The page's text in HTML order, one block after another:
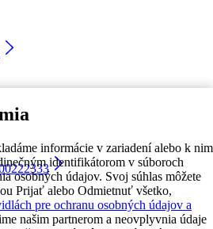
informácie v zariadení alebo k nim
identifikátorom v súboroch
osobných údajov. Svoj súhlas môžete
Prijať alebo Odmietnuť všetko,
pre ochranu osobných údajov a
našim partnerom a neovplyvnia údaje